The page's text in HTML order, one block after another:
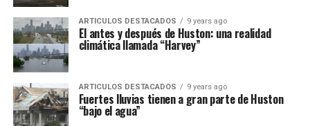
ARTICULOS DESTACADOS 9 years ago
El antes y después de Huston: una realidad
climática llamada “Harvey”
ARTICULOS DESTACADOS 9 years ago
Fuertes lluvias tienen a gran parte de Huston
“bajo el agua”